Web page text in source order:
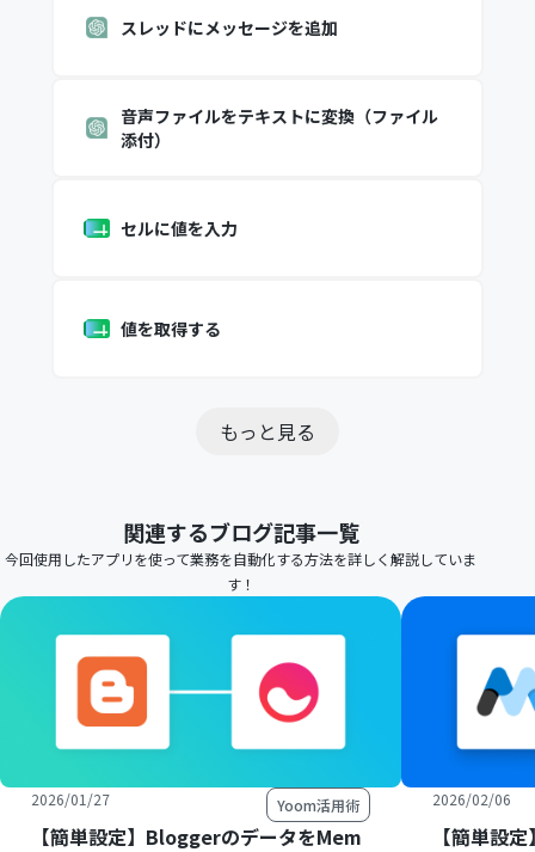
スレッドにメッセージを追加
音声ファイルをテキストに変換（ファイル
添付）
セルに値を入力
値を取得する
もっと見る
関連するブログ記事一覧
今回使用したアプリを使って業務を自動化する方法を詳しく解説していま
す！
2026/01/27 Yoom活用術
【簡単設定】BloggerのデータをMem
2026/02/06
【簡単設